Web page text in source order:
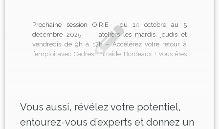
Prochaine session O.R.E : du 14 octobre au 5
décembre 2025 – – ateliers les mardis, jeudis et
vendredis de 9h à 17h – Accélérez votre retour à
l’emploi avec Cadres Entraide Bordeaux ! Vous êtes
Vous aussi, révélez votre potentiel,
entourez-vous d’experts et donnez un